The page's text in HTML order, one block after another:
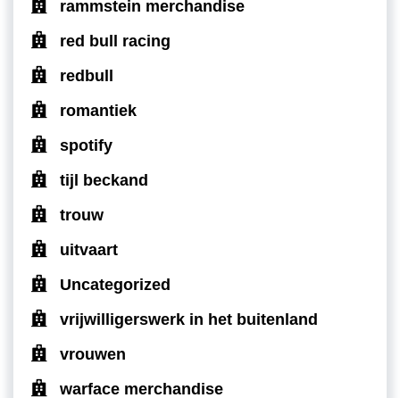
rammstein merchandise
red bull racing
redbull
romantiek
spotify
tijl beckand
trouw
uitvaart
Uncategorized
vrijwilligerswerk in het buitenland
vrouwen
warface merchandise